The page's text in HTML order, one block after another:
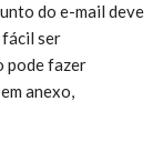
do e-mail deve
fácil ser
pode fazer
anexo,